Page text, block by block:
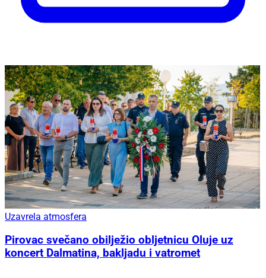
Uzavrela atmosfera
Pirovac svečano obilježio obljetnicu Oluje uz
koncert Dalmatina, bakljadu i vatromet